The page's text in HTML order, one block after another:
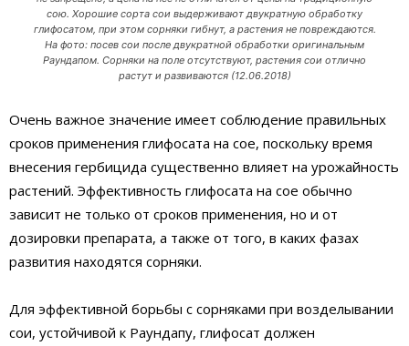
сою. Хорошие сорта сои выдерживают двукратную обработку
глифосатом, при этом сорняки гибнут, а растения не повреждаются.
На фото: посев сои после двукратной обработки оригинальным
Раундапом. Сорняки на поле отсутствуют, растения сои отлично
растут и развиваются (12.06.2018)
Очень важное значение имеет соблюдение правильных
сроков применения глифосата на сое, поскольку время
внесения гербицида существенно влияет на урожайность
растений. Эффективность глифосата на сое обычно
зависит не только от сроков применения, но и от
дозировки препарата, а также от того, в каких фазах
развития находятся сорняки.
Для эффективной борьбы с сорняками при возделывании
сои, устойчивой к Раундапу, глифосат должен